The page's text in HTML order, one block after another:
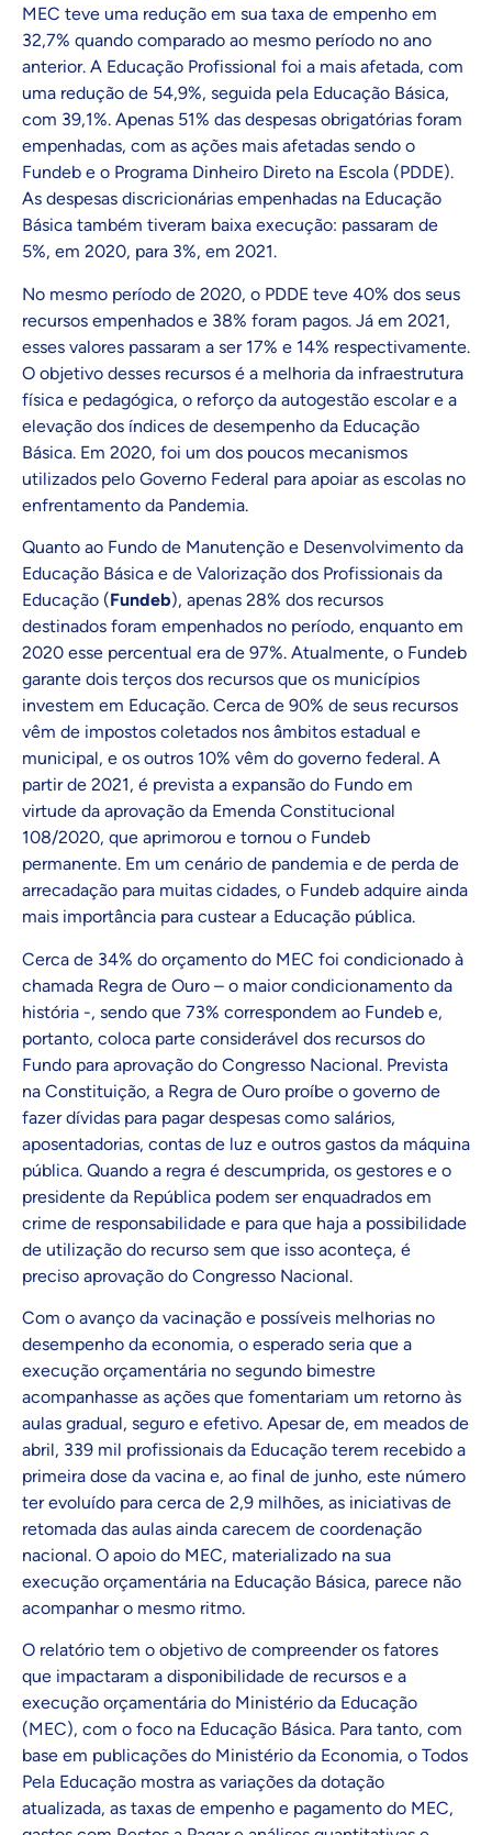
MEC teve uma redução em sua taxa de empenho em
32,7% quando comparado ao mesmo período no ano
anterior. A Educação Profissional foi a mais afetada, com
uma redução de 54,9%, seguida pela Educação Básica,
com 39,1%. Apenas 51% das despesas obrigatórias foram
empenhadas, com as ações mais afetadas sendo o
Fundeb e o Programa Dinheiro Direto na Escola (PDDE).
As despesas discricionárias empenhadas na Educação
Básica também tiveram baixa execução: passaram de
5%, em 2020, para 3%, em 2021.
No mesmo período de 2020, o PDDE teve 40% dos seus
recursos empenhados e 38% foram pagos. Já em 2021,
esses valores passaram a ser 17% e 14% respectivamente.
O objetivo desses recursos é a melhoria da infraestrutura
física e pedagógica, o reforço da autogestão escolar e a
elevação dos índices de desempenho da Educação
Básica. Em 2020, foi um dos poucos mecanismos
utilizados pelo Governo Federal para apoiar as escolas no
enfrentamento da Pandemia.
Quanto ao Fundo de Manutenção e Desenvolvimento da
Educação Básica e de Valorização dos Profissionais da
Educação (Fundeb), apenas 28% dos recursos
destinados foram empenhados no período, enquanto em
2020 esse percentual era de 97%. Atualmente, o Fundeb
garante dois terços dos recursos que os municípios
investem em Educação. Cerca de 90% de seus recursos
vêm de impostos coletados nos âmbitos estadual e
municipal, e os outros 10% vêm do governo federal. A
partir de 2021, é prevista a expansão do Fundo em
virtude da aprovação da Emenda Constitucional
108/2020, que aprimorou e tornou o Fundeb
permanente. Em um cenário de pandemia e de perda de
arrecadação para muitas cidades, o Fundeb adquire ainda
mais importância para custear a Educação pública.
Cerca de 34% do orçamento do MEC foi condicionado à
chamada Regra de Ouro – o maior condicionamento da
história -, sendo que 73% correspondem ao Fundeb e,
portanto, coloca parte considerável dos recursos do
Fundo para aprovação do Congresso Nacional. Prevista
na Constituição, a Regra de Ouro proíbe o governo de
fazer dívidas para pagar despesas como salários,
aposentadorias, contas de luz e outros gastos da máquina
pública. Quando a regra é descumprida, os gestores e o
presidente da República podem ser enquadrados em
crime de responsabilidade e para que haja a possibilidade
de utilização do recurso sem que isso aconteça, é
preciso aprovação do Congresso Nacional.
Com o avanço da vacinação e possíveis melhorias no
desempenho da economia, o esperado seria que a
execução orçamentária no segundo bimestre
acompanhasse as ações que fomentariam um retorno às
aulas gradual, seguro e efetivo. Apesar de, em meados de
abril, 339 mil profissionais da Educação terem recebido a
primeira dose da vacina e, ao final de junho, este número
ter evoluído para cerca de 2,9 milhões, as iniciativas de
retomada das aulas ainda carecem de coordenação
nacional. O apoio do MEC, materializado na sua
execução orçamentária na Educação Básica, parece não
acompanhar o mesmo ritmo.
O relatório tem o objetivo de compreender os fatores
que impactaram a disponibilidade de recursos e a
execução orçamentária do Ministério da Educação
(MEC), com o foco na Educação Básica. Para tanto, com
base em publicações do Ministério da Economia, o Todos
Pela Educação mostra as variações da dotação
atualizada, as taxas de empenho e pagamento do MEC,